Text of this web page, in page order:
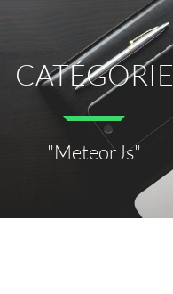
CATÉGORIE
"MeteorJs"